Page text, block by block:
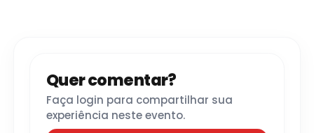
Quer comentar?
Faça login para compartilhar sua
experiência neste evento.